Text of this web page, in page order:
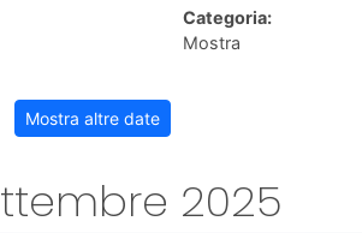
Categoria:
Mostra
Mostra altre date
2025